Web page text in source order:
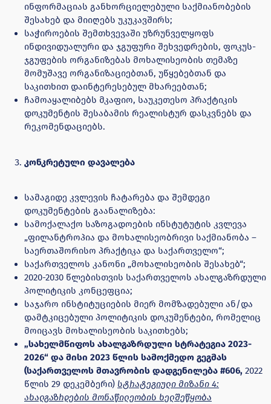
ინფორმაციას განხორციელებული საქმიანობების
შესახებ და მიიღებს უკუკავშირს;
საჭიროების შემთხვევაში უზრუნველყოფს
ინდივიდუალური და ჯგუფური შეხვედრების, ფოკუს-
ჯგუფების ორგანიზებას მოხალისეობის თემაზე
მომუშავე ორგანიზაციებთან, უწყებებთან და
საკითხით დაინტერესებულ მხარეებთან;
ჩამოაყალიბებს მკაფიო, საუკეთესო პრაქტიკის
დოკუმენტის შესაბამის რეალისტურ დასკვნებს და
რეკომენდაციებს.
კონკრეტული დავალება
სამაგიდე კვლევის ჩატარება და შემდეგი
დოკუმენტების გაანალიზება:
სამოქალაქო საზოგადოების ინსტუტუტის კვლევა
„ფილანტროპია და მოხალისეობრივი საქმიანობა –
საერთაშორისო პრაქტიკა და საქართველო“;
საქართველოს კანონი „მოხალისეობის შესახებ“;
2020-2030 წლებისთვის საქართველოს ახალგაზრდული
პოლიტიკის კონცეფცია;
საჯარო ინსტიტუციების მიერ მომზადებული ან/და
დამტკიცებული პოლიტიკის დოკუმენტები, რომელიც
მოიცავს მოხალისეობის საკითხებს;
„სახელმწიფოს ახალგაზრდული სტრატეგია 2023-
2026“ და მისი 2023 წლის სამოქმედო გეგმას
(საქართველოს მთავრობის დადგენილება #606, 2022
წლის 29 დეკემბერი) სტრატეგიული მიზანი 4:
ახალგაზრდების მონაწილეობის ხელშეწყობა